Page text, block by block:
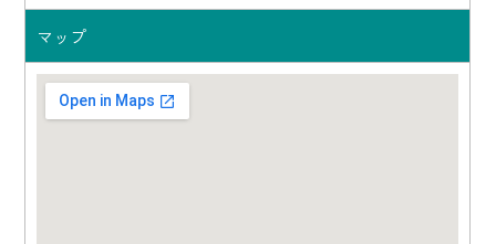
マップ